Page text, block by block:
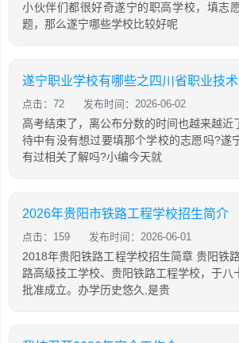
小伙伴们都很好奇遂宁的职高学校，填志
题，那么遂宁哪些学校比较好呢
遂宁职业学校有哪些之四川省职业技
点击：72 发布时间：2026-06-02
高考结束了，离公布分数的时间也越来越近
待中有没有想过要填那个学校的志愿吗?遂
有过相关了解吗?小编今天就
2026年贵阳市铁路工程学校招生简介
点击：159 发布时间：2026-06-01
2018年贵阳铁路工程学校招生简章 贵阳铁
路高级技工学校、贵阳铁路工程学校，于八
批准成立。办学历史悠久,是贵